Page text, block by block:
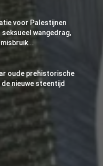
voor Palestijnen
wangedrag,
oude prehistorische
nieuwe steentijd